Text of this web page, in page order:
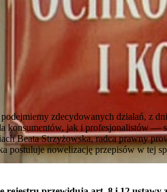
zdecydowanych działań, z
konsumentów, jak i profesjonalistów —
Beata Strzyżowska, radca prawny
postuluje nowelizację przepisów w tej